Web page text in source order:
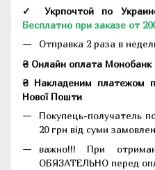
✓ Укрпочтой по
Бесплатно при заказе от
Отправка 2 раза в
₴ Онлайн оплата Монобанк
₴ Накладеним платежом
Нової Пошти
Покупець-получатель
20 грн від суми
важно!!! При
ОБЯЗАТЕЛЬНО перед